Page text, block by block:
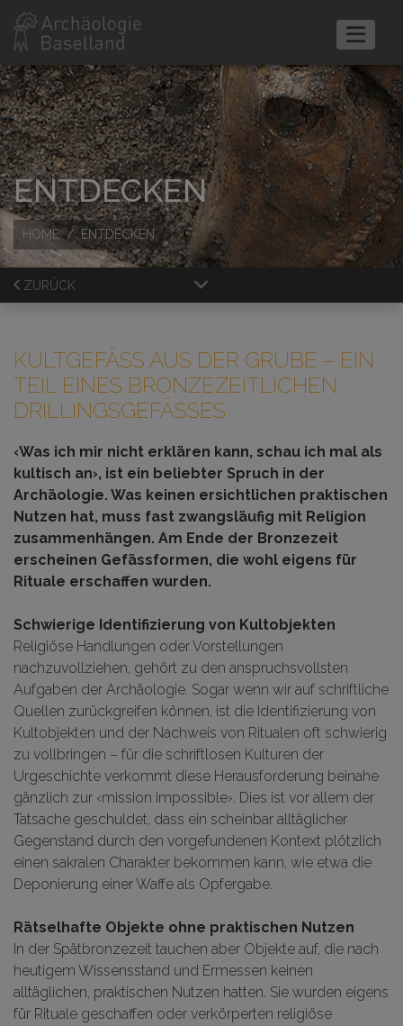
ENTDECKEN
HOME ENTDECKEN
ZURÜCK
KULTGEFÄSS AUS DER GRUBE – EIN
TEIL EINES BRONZEZEITLICHEN
DRILLINGSGEFÄSSES
‹Was ich mir nicht erklären kann, schau ich mal als
kultisch an›, ist ein beliebter Spruch in der
Archäologie. Was keinen ersichtlichen praktischen
Nutzen hat, muss fast zwangsläufig mit Religion
zusammenhängen. Am Ende der Bronzezeit
erscheinen Gefässformen, die wohl eigens für
Rituale erschaffen wurden.
Schwierige Identifizierung von Kultobjekten
Religiöse Handlungen oder Vorstellungen
nachzuvollziehen, gehört zu den anspruchsvollsten
Aufgaben der Archäologie. Sogar wenn wir auf schriftliche
Quellen zurückgreifen können, ist die Identifizierung von
Kultobjekten und der Nachweis von Ritualen oft schwierig
zu vollbringen – für die schriftlosen Kulturen der
Urgeschichte verkommt diese Herausforderung beinahe
gänzlich zur ‹mission impossible›. Dies ist vor allem der
Tatsache geschuldet, dass ein scheinbar alltäglicher
Gegenstand durch den vorgefundenen Kontext plötzlich
einen sakralen Charakter bekommen kann, wie etwa die
Deponierung einer Waffe als Opfergabe.
Rätselhafte Objekte ohne praktischen Nutzen
In der Spätbronzezeit tauchen aber Objekte auf, die nach
heutigem Wissensstand und Ermessen keinen
alltäglichen, praktischen Nutzen hatten. Sie wurden eigens
für Rituale geschaffen oder verkörperten religiöse